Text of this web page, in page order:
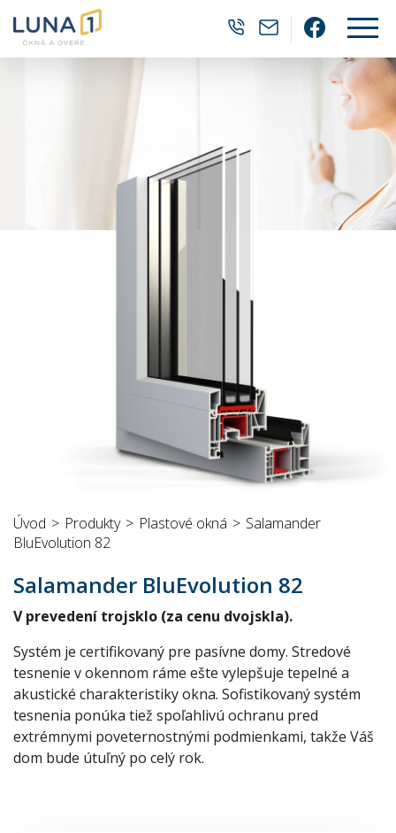
0905 382 202
Úvod Produkty Plastové okná
Salamander
BluEvolution 82
Salamander BluEvolution 82
V prevedení trojsklo (za cenu dvojskla).
Systém je certifikovaný pre pasívne domy. Stredové
tesnenie v okennom ráme ešte vylepšuje tepelné a
akustické charakteristiky okna. Sofistikovaný systém
tesnenia ponúka tiež spoľahlivú ochranu pred
extrémnymi poveternostnými podmienkami, takže Váš
dom bude útuľný po celý rok.